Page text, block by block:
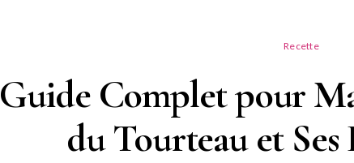
Recette
Guide Complet pour
du Tourteau et Ses